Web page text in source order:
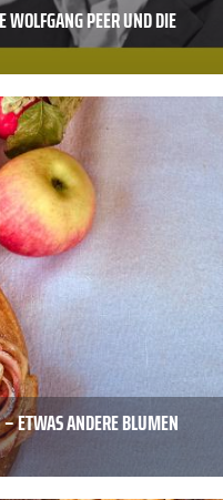
PEER UND DIE
ETWAS ANDERE BLUMEN